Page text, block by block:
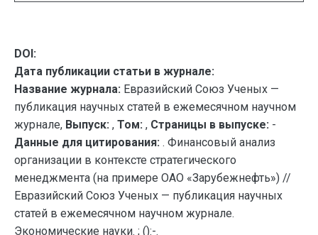
DOI:
Дата публикации статьи в журнале:
Название журнала: Евразийский Союз Ученых —
публикация научных статей в ежемесячном научном
журнале, Выпуск: , Том: , Страницы в выпуске: -
Данные для цитирования: . Финансовый анализ
организации в контексте стратегического
менеджмента (на примере ОАО «Зарубежнефть») //
Евразийский Союз Ученых — публикация научных
статей в ежемесячном научном журнале.
Экономические науки. ; ():-.